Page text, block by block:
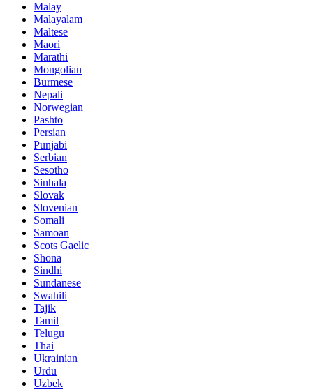
Malay
Malayalam
Maltese
Maori
Marathi
Mongolian
Burmese
Nepali
Norwegian
Pashto
Persian
Punjabi
Serbian
Sesotho
Sinhala
Slovak
Slovenian
Somali
Samoan
Scots Gaelic
Shona
Sindhi
Sundanese
Swahili
Tajik
Tamil
Telugu
Thai
Ukrainian
Urdu
Uzbek